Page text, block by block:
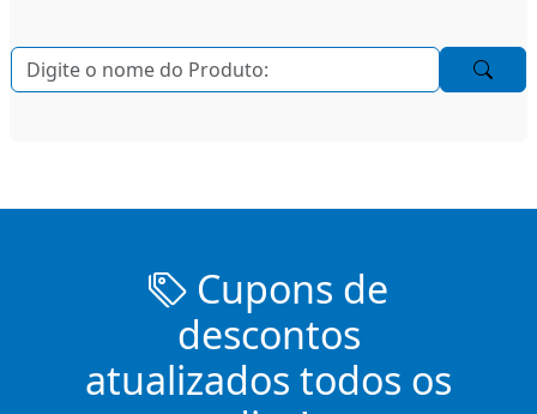
Cupons de
descontos
atualizados todos os